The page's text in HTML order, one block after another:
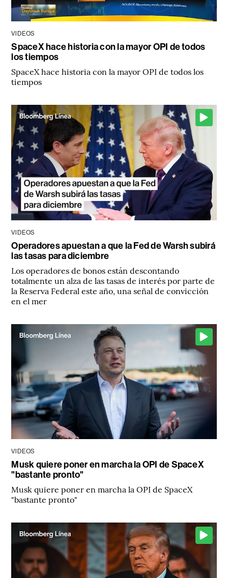
VIDEOS
SpaceX hace historia con la mayor OPI de todos
los tiempos
SpaceX hace historia con la mayor OPI de todos los
tiempos
VIDEOS
Operadores apuestan a que la Fed de Warsh subirá
las tasas para diciembre
Los operadores de bonos están descontando
totalmente un alza de las tasas de interés por parte de
la Reserva Federal este año, una señal de convicción
en el mer
VIDEOS
Musk quiere poner en marcha la OPI de SpaceX
"bastante pronto"
Musk quiere poner en marcha la OPI de SpaceX
"bastante pronto"